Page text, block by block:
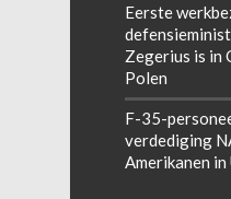
Eerste
Zegerius is in
Polen
F-35-
verdediging
Amerikanen in